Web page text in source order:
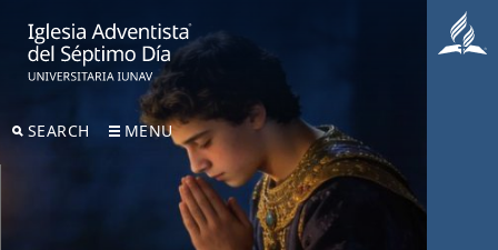
SEARCH MENU